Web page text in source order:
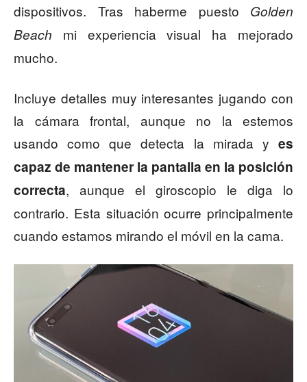
dispositivos. Tras haberme puesto Golden
Beach mi experiencia visual ha mejorado
mucho.
Incluye detalles muy interesantes jugando con
la cámara frontal, aunque no la estemos
usando como que detecta la mirada y es
capaz de mantener la pantalla en la posición
correcta, aunque el giroscopio le diga lo
contrario. Esta situación ocurre principalmente
cuando estamos mirando el móvil en la cama.